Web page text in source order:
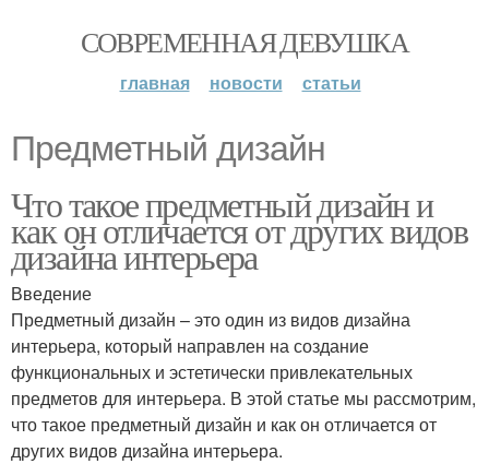
СОВРЕМЕННАЯ ДЕВУШКА
главная новости статьи
Предметный дизайн
Что такое предметный дизайн и
как он отличается от других видов
дизайна интерьера
Введение
Предметный дизайн – это один из видов дизайна
интерьера, который направлен на создание
функциональных и эстетически привлекательных
предметов для интерьера. В этой статье мы рассмотрим,
что такое предметный дизайн и как он отличается от
других видов дизайна интерьера.